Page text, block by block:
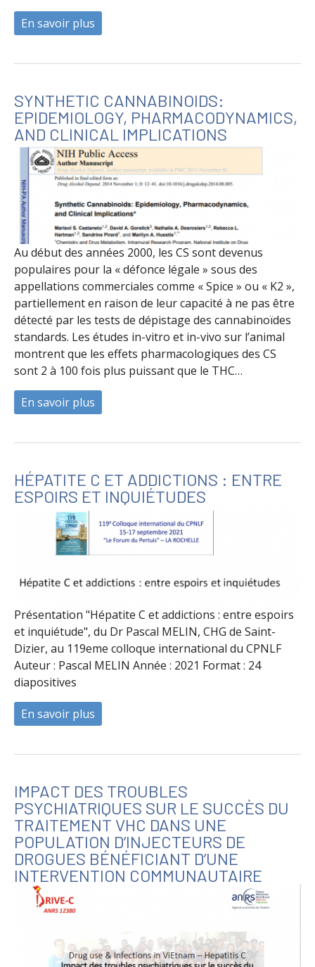
En savoir plus
SYNTHETIC CANNABINOIDS:
EPIDEMIOLOGY, PHARMACODYNAMICS,
AND CLINICAL IMPLICATIONS
Au début des années 2000, les CS sont devenus
populaires pour la « défonce légale » sous des
appellations commerciales comme « Spice » ou « K2 »,
partiellement en raison de leur capacité à ne pas être
détecté par les tests de dépistage des cannabinoïdes
standards. Les études in-vitro et in-vivo sur l’animal
montrent que les effets pharmacologiques des CS
sont 2 à 100 fois plus puissant que le THC…
En savoir plus
HÉPATITE C ET ADDICTIONS : ENTRE
ESPOIRS ET INQUIÉTUDES
Présentation "Hépatite C et addictions : entre espoirs
et inquiétude", du Dr Pascal MELIN, CHG de Saint-
Dizier, au 119eme colloque international du CPNLF
Auteur : Pascal MELIN Année : 2021 Format : 24
diapositives
En savoir plus
IMPACT DES TROUBLES
PSYCHIATRIQUES SUR LE SUCCÈS DU
TRAITEMENT VHC DANS UNE
POPULATION D’INJECTEURS DE
DROGUES BÉNÉFICIANT D’UNE
INTERVENTION COMMUNAUTAIRE